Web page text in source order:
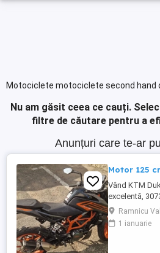
Motociclete motociclete second hand
Nu am găsit ceea ce cauți.
filtre de căutare pentru a
Anunțuri care te-ar
Motor 125
Vând KTM
excelentă,
ideală pentru
Fără daune,
Ramnicu
1 ianuarie